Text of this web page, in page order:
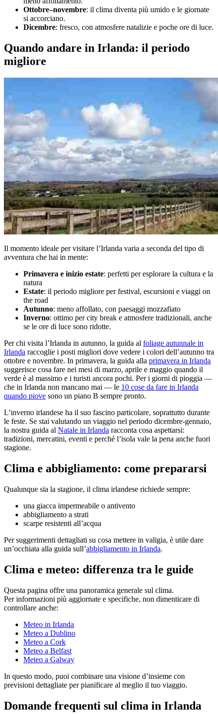
Ottobre–novembre: il clima diventa più umido e le giornate
si accorciano.
Dicembre: fresco, con atmosfere natalizie e poche ore di luce.
Quando andare in Irlanda: il periodo
migliore
Il momento ideale per visitare l’Irlanda varia a seconda del tipo di
avventura che hai in mente:
Primavera e inizio estate: perfetti per esplorare la cultura e la
natura
Estate: il periodo migliore per festival, escursioni e viaggi on
the road
Autunno: meno affollato, con paesaggi mozzafiato
Inverno: ottimo per city break e atmosfere tradizionali, anche
se le ore di luce sono ridotte.
Per chi visita l’Irlanda in autunno, la guida al foliage autunnale in
Irlanda raccoglie i posti migliori dove vedere i colori dell’autunno tra
ottobre e novembre. In primavera, la guida alla primavera in Irlanda
suggerisce cosa fare nei mesi di marzo, aprile e maggio quando il
verde è al massimo e i turisti ancora pochi. Per i giorni di pioggia —
che in Irlanda non mancano mai — le 10 cose da fare in Irlanda
quando piove sono un piano B sempre pronto.
L’inverno irlandese ha il suo fascino particolare, soprattutto durante
le feste. Se stai valutando un viaggio nel periodo dicembre-gennaio,
la nostra guida al Natale in Irlanda racconta cosa aspettarsi:
tradizioni, mercatini, eventi e perché l’isola vale la pena anche fuori
stagione.
Clima e abbigliamento: come prepararsi
Qualunque sia la stagione, il clima irlandese richiede sempre:
una giacca impermeabile o antivento
abbigliamento a strati
scarpe resistenti all’acqua
Per suggerimenti dettagliati su cosa mettere in valigia, è utile dare
un’occhiata alla guida sull’abbigliamento in Irlanda.
Clima e meteo: differenza tra le guide
Questa pagina offre una panoramica generale sul clima.
Per informazioni più aggiornate e specifiche, non dimenticare di
controllare anche:
Meteo in Irlanda
Meteo a Dublino
Meteo a Cork
Meteo a Belfast
Meteo a Galway
In questo modo, puoi combinare una visione d’insieme con
previsioni dettagliate per pianificare al meglio il tuo viaggio.
Domande frequenti sul clima in Irlanda